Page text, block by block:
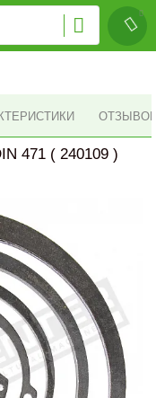
ОТЗЫВОВ
471 ( 240109 )